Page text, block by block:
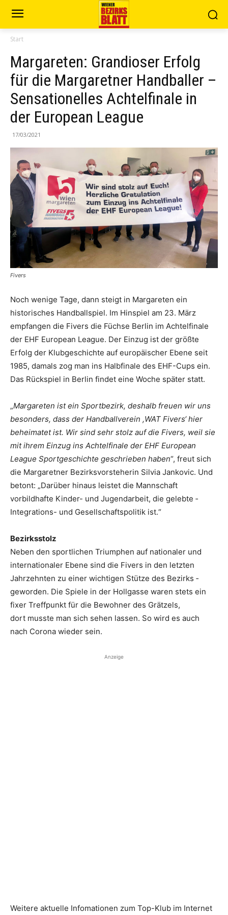
Start
Margareten: Grandioser Erfolg
für die Margaretner Handballer –
Sensationelles Achtelfinale in
der European League
17/03/2021
Fivers
Noch wenige Tage, dann steigt in Margareten ein
historisches Handballspiel. Im Hinspiel am 23. März
empfangen die Fivers die Füchse Berlin im Achtelfinale
der EHF European League. Der Einzug ist der größte
Erfolg der Klubgeschichte auf europäischer Ebene seit
1985, damals zog man ins Halbfinale des EHF-Cups ein.
Das ­Rückspiel in Berlin findet eine Woche später statt.
„Margareten ist ein Sportbezirk, deshalb freuen wir uns
besonders, dass der Handballverein ,WAT Fivers‘ hier
beheimatet ist. Wir sind sehr stolz auf die Fivers, weil sie
mit ihrem Einzug ins Achtelfinale der EHF European
League Sportgeschichte geschrieben haben“, freut sich
die Mar­garetner Bezirksvorsteherin Silvia Jankovic. Und
betont: „Darüber hinaus leistet die Mannschaft
vorbildhafte Kinder- und Jugend­arbeit, die gelebte ­
Integrations- und Gesellschaftspolitik ist.“
Bezirksstolz
Neben den sportlichen Tri­umphen auf nationaler und
internationaler Ebene sind die Fivers in den letzten
Jahrzehnten zu einer wich­tigen Stütze des Bezirks ­
geworden. Die Spiele in der Hollgasse waren stets ein
fixer Treffpunkt für die ­Bewohner des Grätzels,
dort musste man sich sehen lassen. So wird es auch
nach Corona wieder sein.
Anzeige
Weitere aktuelle Infomationen zum Top-Klub im Internet